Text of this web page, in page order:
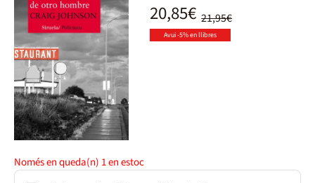
21,95€
20,85€
Avui -5% en llibres
Només en queda(n) 1en estoc